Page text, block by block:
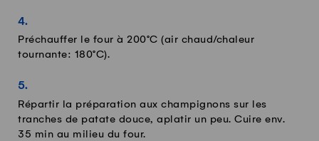
Préchauffer le four à 200°C (air chaud/chaleur
tournante: 180°C).
Répartir la préparation aux champignons sur les
tranches de patate douce, aplatir un peu. Cuire env.
35 min au milieu du four.